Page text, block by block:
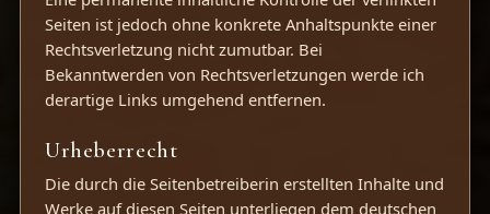
Seiten ist jedoch ohne konkrete Anhaltspunkte einer
Rechtsverletzung nicht zumutbar. Bei
Bekanntwerden von Rechtsverletzungen werde ich
derartige Links umgehend entfernen.
Urheberrecht
Die durch die Seitenbetreiberin erstellten Inhalte und
Werke auf diesen Seiten unterliegen dem deutschen